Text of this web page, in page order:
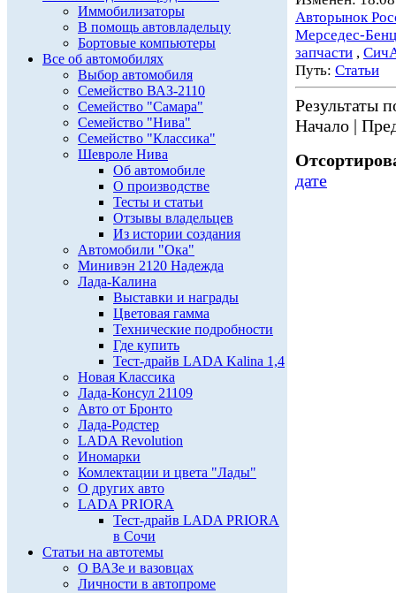
Иммобилизаторы
В помощь автовладельцу
Бортовые компьютеры
Все об автомобилях
Выбор автомобиля
Семейство ВАЗ-2110
Семейство "Самара"
Семейство "Нива"
Семейство "Классика"
Шевроле Нива
Об автомобиле
О производстве
Тесты и статьи
Отзывы владельцев
Из истории создания
Автомобили "Ока"
Минивэн 2120 Надежда
Лада-Калина
Выставки и награды
Цветовая гамма
Технические подробности
Где купить
Тест-драйв LADA Kalina 1,4
Новая Классика
Лада-Консул 21109
Авто от Бронто
Лада-Родстер
LADA Revolution
Иномарки
Комлектации и цвета "Лады"
О других авто
LADA PRIORA
Тест-драйв LADA PRIORA
в Сочи
Статьи на автотемы
О ВАЗе и вазовцах
Личности в автопроме
Авторынок
Мерседес-Бенц
запчасти ,
Путь: Статьи
Результаты
Начало |
дате